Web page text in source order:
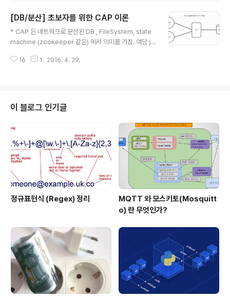
잘 살펴봐야겠습니다. PostgreSQL 와 MySQL에는 근
본적인 차이점이 분명히 있습니다. 두 시스템 간의 장,단점
을 잘 파악해서 자신의 시스템에 사용 했으면 하는데 도움
다. Open SourceAcid ComplianceSQL Comp..
[DB/분산] 초보자를 위한 CAP 이론
* CAP 은 네트워크로 분산된 DB , FileSystem, state
machine (zookeeper 같은) 에서 의미를 가짐. 여담 )
명 처럼 휩쓸고 지나간 자리에는 더 이상 NoSQL 이라는
지원은 많은 DB에서 하고 있기때문에 SQL 지원여부는 차
이점이 아닌게 되버렸고, 단지 관계형이냐 아니냐 혹은 분
산 지향등으로 나누다가, 이제 RDB vs No-RDB 가 아닌
A vs B vs C vs D ...등으로 각각 DB 의 개성을 인정(?)
해주..
16 1 2016. 4. 29.
이 블로그 인기글
정규표현식 (Regex) 정리
MQTT 와 모스키토(Mosquitt
o) 란 무엇인가?